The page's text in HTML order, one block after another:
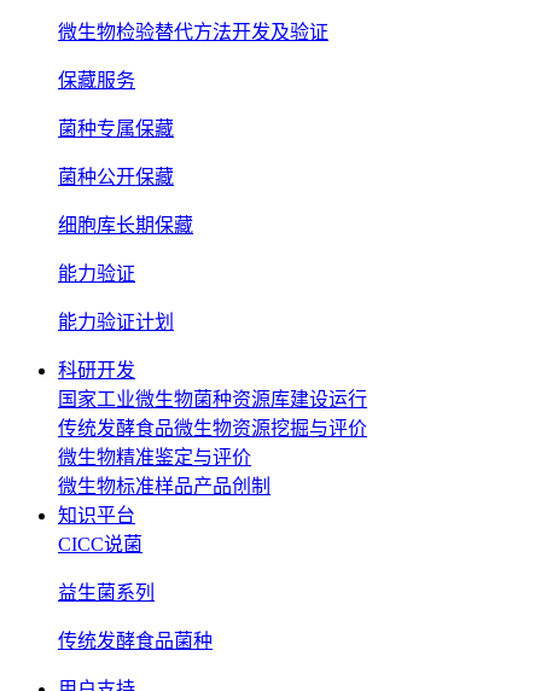
微生物检验替代方法开发及验证
保藏服务
菌种专属保藏
菌种公开保藏
细胞库长期保藏
能力验证
能力验证计划
科研开发
国家工业微生物菌种资源库建设运行
传统发酵食品微生物资源挖掘与评价
微生物精准鉴定与评价
微生物标准样品产品创制
知识平台
CICC说菌
益生菌系列
传统发酵食品菌种